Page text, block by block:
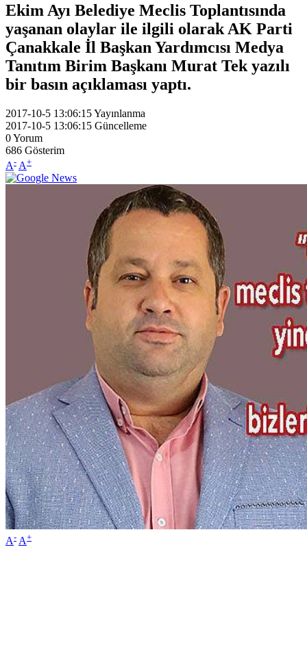
Ekim Ayı Belediye Meclis Toplantısında
yaşanan olaylar ile ilgili olarak AK Parti
Çanakkale İl Başkan Yardımcısı Medya
Tanıtım Birim Başkanı Murat Tek yazılı
bir basın açıklaması yaptı.
2017-10-5 13:06:15Yayınlanma
2017-10-5 13:06:15 Güncelleme
0Yorum
686 Gösterim
A- A+
A- A+